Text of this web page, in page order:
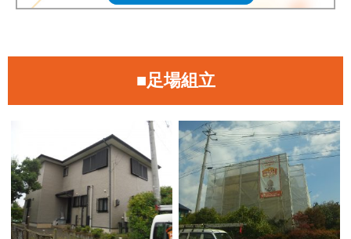
■足場組立